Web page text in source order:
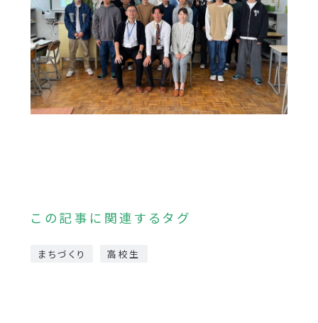
この記事に関連するタグ
まちづくり 高校生